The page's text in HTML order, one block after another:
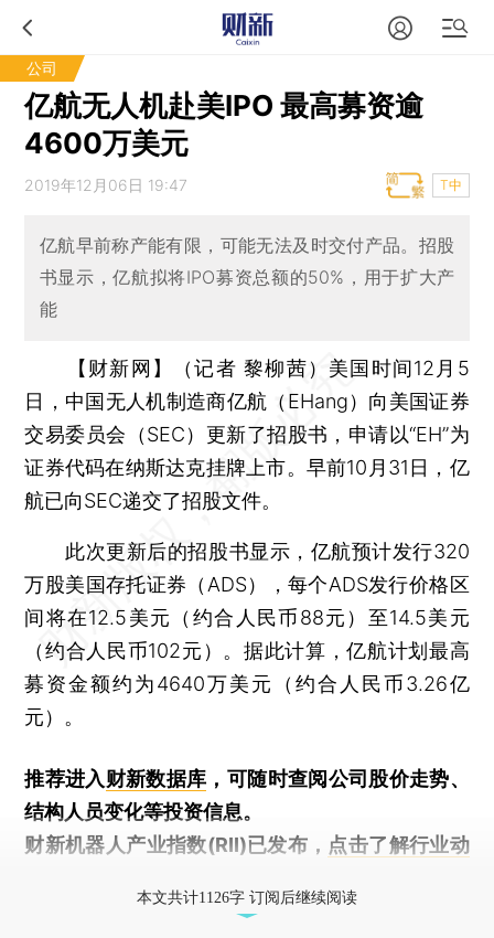
公司
亿航无人机赴美IPO 最高募资逾
4600万美元
2019年12月06日 19:47 T中
亿航早前称产能有限，可能无法及时交付产品。招股
书显示，亿航拟将IPO募资总额的50%，用于扩大产
能
【财新网】（记者 黎柳茜） 美国时间12月5
日，中国无人机制造商亿航（EHang）向美国证券
交易委员会（SEC）更新了招股书，申请以“EH”为
证券代码在纳斯达克挂牌上市。早前10月31日，亿
航已向SEC递交了招股文件。
此次更新后的招股书显示，亿航预计发行320
万股美国存托证券（ADS），每个ADS发行价格区
间将在12.5美元（约合人民币88元）至14.5美元
（约合人民币102元）。据此计算，亿航计划最高
募资金额约为4640万美元（约合人民币3.26亿
元）。
推荐进入财新数据库 ，可随时查阅公司股价走势、
结构人员变化等投资信息。
财新机器人产业指数(RII)已发布， 点击了解行业动
本文共计1126字 订阅后继续阅读